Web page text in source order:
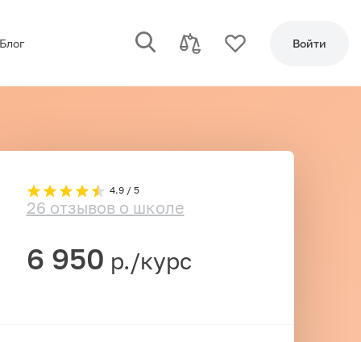
Войти
4.9 / 5
26 отзывов о школе
6 950 р./курс